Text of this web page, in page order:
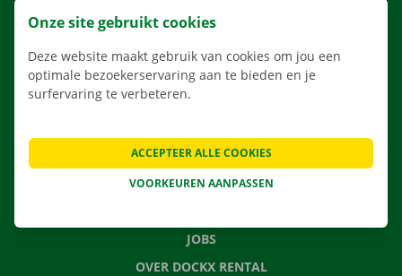
APP
VEELGESTELDE VRAGEN
NIEUWS
JOBS
OVER DOCKX RENTAL
Onze site gebruikt cookies
Deze website maakt gebruik van cookies om jou een
optimale bezoekerservaring aan te bieden en je
surfervaring te verbeteren.
VOORKEUREN AANPASSEN
ACCEPTEER ALLE COOKIES